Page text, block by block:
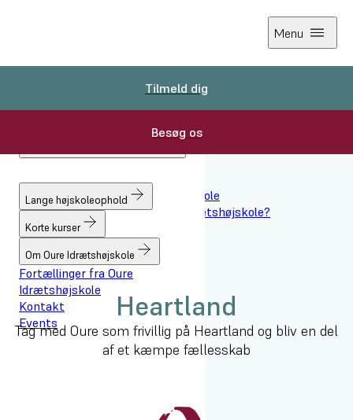
Lange højskoleophold
Korte kurser
Om Oure Idrætshøjskole
Fortællinger fra Oure
Idrætshøjskole
Kontakt
Events
Menu
Tilmeld dig
Besøg os
Forside
Hverdagen på Oure Idrætshøjskole
Hvorfor skal du vælge Oure Idrætshøjskole?
Heartland
Heartland
Tag med Oure som frivillig på Heartland og bliv en del
af et kæmpe fællesskab